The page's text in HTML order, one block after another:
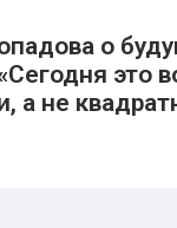
о
это
а не